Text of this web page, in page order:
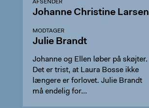
AFSENDER
Johanne Christine Larsen
MODTAGER
Julie Brandt
Johanne og Ellen løber på skøjter.
Det er trist, at Laura Bosse ikke
længere er forlovet. Julie Brandt
må endelig for…